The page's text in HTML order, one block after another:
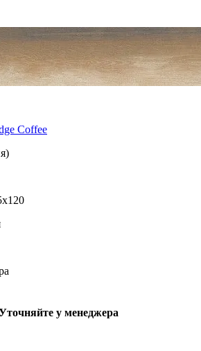
Coffee
у менеджера